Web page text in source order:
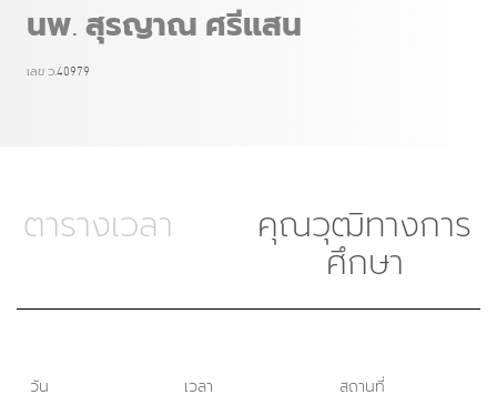
นพ. สุรญาณ ศรีแสน
เลข ว.40979
ตารางเวลา
คุณวุฒิทางการ
ศึกษา
วัน เวลา สถานที่